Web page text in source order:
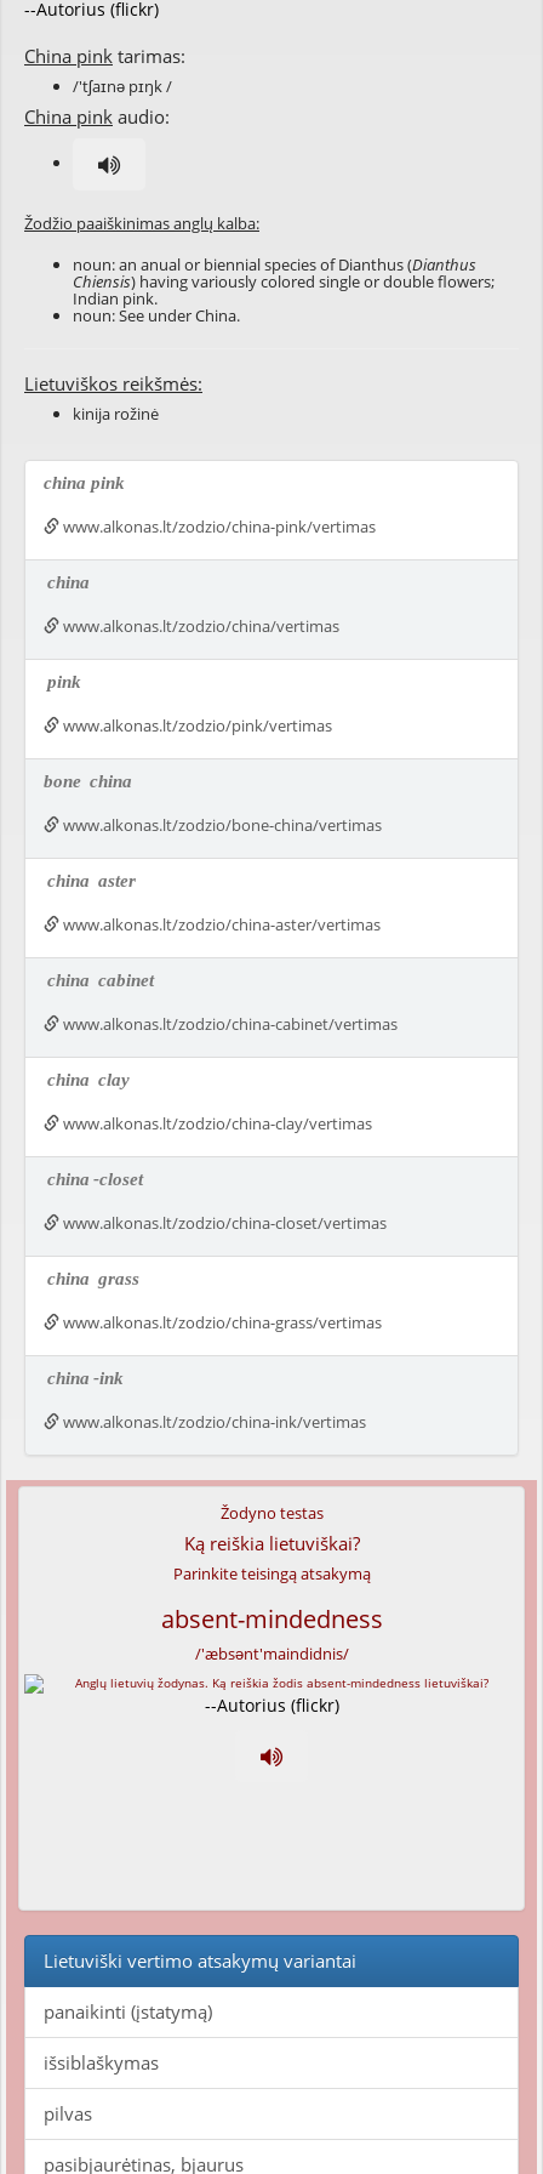
--Autorius (flickr)
China pink tarimas:
/'tʃaɪnə pɪŋk /
China pink audio:
Žodžio paaiškinimas anglų kalba:
noun: an anual or biennial species of Dianthus (Dianthus
Chiensis) having variously colored single or double flowers;
Indian pink.
noun: See under China.
Lietuviškos reikšmės:
kinija rožinė
china pink
www.alkonas.lt/zodzio/china-pink/vertimas
china
www.alkonas.lt/zodzio/china/vertimas
pink
www.alkonas.lt/zodzio/pink/vertimas
bone china
www.alkonas.lt/zodzio/bone-china/vertimas
china aster
www.alkonas.lt/zodzio/china-aster/vertimas
china cabinet
www.alkonas.lt/zodzio/china-cabinet/vertimas
china clay
www.alkonas.lt/zodzio/china-clay/vertimas
china -closet
www.alkonas.lt/zodzio/china-closet/vertimas
china grass
www.alkonas.lt/zodzio/china-grass/vertimas
china -ink
www.alkonas.lt/zodzio/china-ink/vertimas
Žodyno testas
Ką reiškia lietuviškai?
Parinkite teisingą atsakymą
absent-mindedness
/'æbsənt'maindidnis/
--Autorius (flickr)
Lietuviški vertimo atsakymų variantai
panaikinti (įstatymą)
išsiblaškymas
pilvas
pasibjaurėtinas, bjaurus